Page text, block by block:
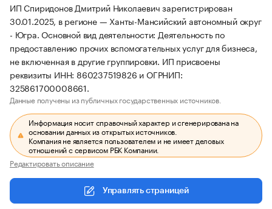
ИП Спиридонов Дмитрий Николаевич зарегистрирован
30.01.2025, в регионе — Ханты-Мансийский автономный округ
- Югра. Основной вид деятельности: Деятельность по
предоставлению прочих вспомогательных услуг для бизнеса,
не включенная в другие группировки. ИП присвоены
реквизиты ИНН: 860237519826 и ОГРНИП:
325861700008661.
Данные получены из публичных государственных источников.
Информация носит справочный характер и сгенерирована на
основании данных из открытых источников.
Компания не является пользователем и не имеет деловых
отношений с сервисом РБК Компании.
Редактировать описание
Управлять страницей